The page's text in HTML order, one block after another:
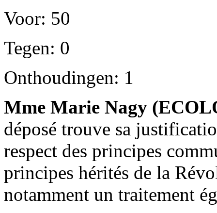
Voor: 50
Tegen: 0
Onthoudingen: 1
Mme Marie Nagy
déposé trouve sa
respect des principes
principes hérités de la
notamment un traitement